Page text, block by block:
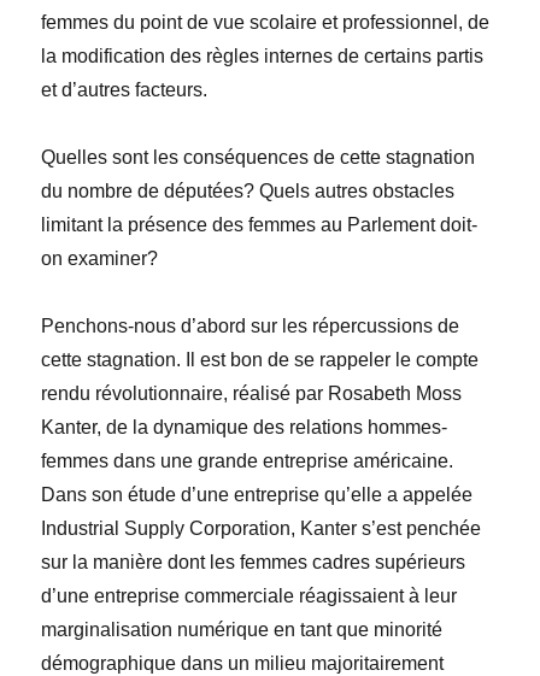
femmes du point de vue scolaire et professionnel, de
la modification des règles internes de certains partis
et d’autres facteurs.
Quelles sont les conséquences de cette stagnation
du nombre de députées? Quels autres obstacles
limitant la présence des femmes au Parlement doit-
on examiner?
Penchons-nous d’abord sur les répercussions de
cette stagnation. Il est bon de se rappeler le compte
rendu révolutionnaire, réalisé par Rosabeth Moss
Kanter, de la dynamique des relations hommes-
femmes dans une grande entreprise américaine.
Dans son étude d’une entreprise qu’elle a appelée
Industrial Supply Corporation, Kanter s’est penchée
sur la manière dont les femmes cadres supérieurs
d’une entreprise commerciale réagissaient à leur
marginalisation numérique en tant que minorité
démographique dans un milieu majoritairement